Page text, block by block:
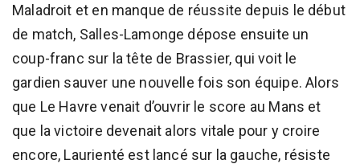
Maladroit et en manque de réussite depuis le début
de match, Salles-Lamonge dépose ensuite un
coup-franc sur la tête de Brassier, qui voit le
gardien sauver une nouvelle fois son équipe. Alors
que Le Havre venait d’ouvrir le score au Mans et
que la victoire devenait alors vitale pour y croire
encore, Laurienté est lancé sur la gauche, résiste